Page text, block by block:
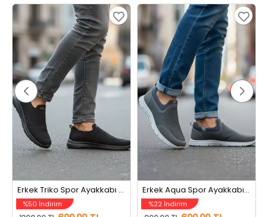
Erkek Triko Spor Ayakkabı Siyah
%50 İndirim
1399,99 TL 699,99 TL
%22 İndirim
899,99 TL 699,99 TL